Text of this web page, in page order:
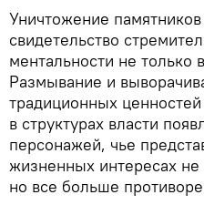
Уничтожение
свидетельство
ментальности не только
Размывание и
традиционных ценностей
в структурах власти
персонажей, чье
жизненных интересах не
но все больше